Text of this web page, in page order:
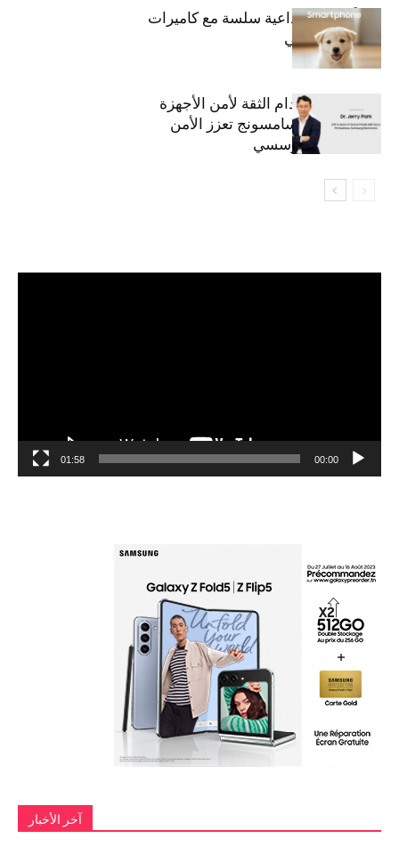
قريباً: تجربة إبداعية سلسة مع كاميرات
أجهزة جالاكسي
استراتيجية انعدام الثقة لأمن الأجهزة
المحمولة من سامسونج تعزز الأمن
السيبراني المؤسسي
00:00
01:58
آخر الأخبار